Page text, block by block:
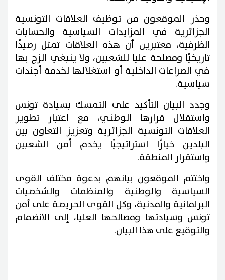
وحذر الموقعون من توظيف العلاقات التونسية
الجزائرية في المزايدات السياسية والحسابات
الظرفية، معتبرين أن هذه العلاقات تمثل رصيدًا
تاريخيًا ومصلحة عليا للشعبين، ولا ينبغي الزج بها
في الصراعات الداخلية أو استغلالها لخدمة أجندات
سياسية.
وجدد البيان التأكيد على التمسك بسيادة تونس
واستقلال قرارها الوطني، مع اعتبار تطوير
العلاقات التونسية الجزائرية وتعزيز التعاون بين
البلدين خيارًا استراتيجيًا يخدم أمن الشعبين
واستقرار المنطقة.
واختتم الموقعون بيانهم بدعوة مختلف القوى
السياسية والوطنية والمنظمات والشخصيات
البرلمانية والمدنية، وكل القوى الحريصة على أمن
تونس وسيادتها ومصالحها العليا، إلى الانضمام
والتوقيع على هذا البيان.